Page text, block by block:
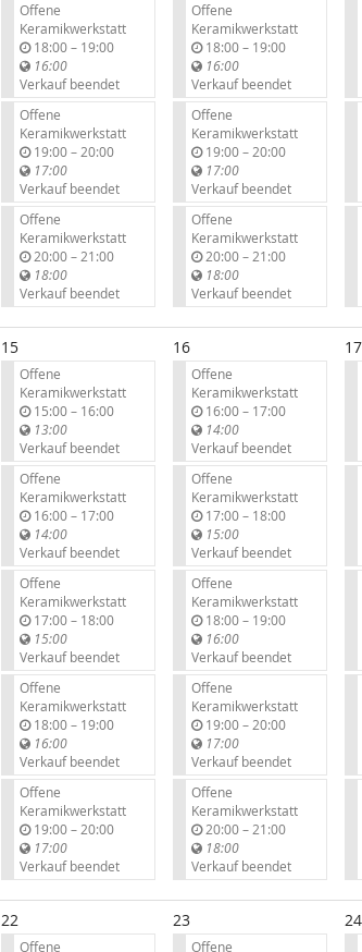
Offene
Keramikwerkstatt
18:00–b
s
19:00
16:00
Verkauf beendet
Offene
Keramikwerkstatt
19:00–b
s
20:00
17:00
Verkauf beendet
Offene
Keramikwerkstatt
20:00–b
s
21:00
18:00
Verkauf beendet
Offene
Keramikwerkstatt
18:00–b
s
19:00
16:00
Verkauf beendet
Offene
Keramikwerkstatt
19:00–b
s
20:00
17:00
Verkauf beendet
Offene
Keramikwerkstatt
20:00–b
s
21:00
18:00
Verkauf beendet
15
Offene
Keramikwerkstatt
15:00–b
s
16:00
13:00
Verkauf beendet
Offene
Keramikwerkstatt
16:00–b
s
17:00
14:00
Verkauf beendet
Offene
Keramikwerkstatt
17:00–b
s
18:00
15:00
Verkauf beendet
Offene
Keramikwerkstatt
18:00–b
s
19:00
16:00
Verkauf beendet
Offene
Keramikwerkstatt
19:00–b
s
20:00
17:00
Verkauf beendet
16
Offene
Keramikwerkstatt
16:00–b
s
17:00
14:00
Verkauf beendet
Offene
Keramikwerkstatt
17:00–b
s
18:00
15:00
Verkauf beendet
Offene
Keramikwerkstatt
18:00–b
s
19:00
16:00
Verkauf beendet
Offene
Keramikwerkstatt
19:00–b
s
20:00
17:00
Verkauf beendet
Offene
Keramikwerkstatt
20:00–b
s
21:00
18:00
Verkauf beendet
17
22
Offene
23
Offene
24